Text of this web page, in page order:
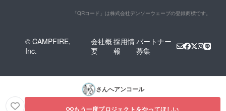
「QRコード」は株式会社デンソーウェーブの登録商標です。
© CAMPFIRE,
Inc.
会社概
要
採用情
報
パートナー
募集
さんへアンコール